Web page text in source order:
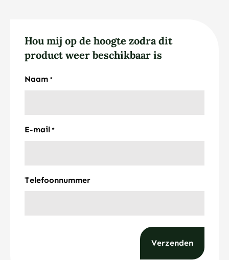
Hou mij op de hoogte zodra dit
product weer beschikbaar is
Naam *
E-mail *
Telefoonnummer